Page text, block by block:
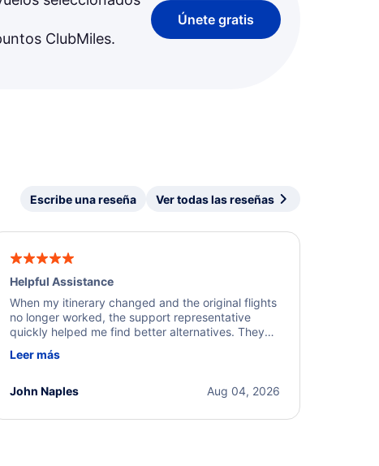
ClubMiles.
Únete gratis
Escribe una reseña Ver todas las reseñas
Helpful Assistance
When my itinerary changed and the original flights
no longer worked, the support representative
quickly helped me find better alternatives. They
beyond to resolve the issue. I'm grateful for the
Leer más
Aug 04, 2026
John Naples